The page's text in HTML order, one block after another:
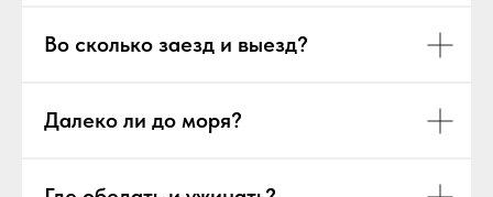
Во сколько заезд и выезд?
Далеко ли до моря?